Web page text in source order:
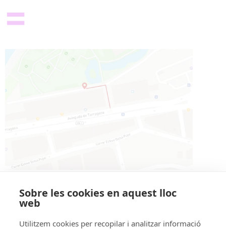
A on som
(entrada pel Parc Central)
Sobre les cookies en aquest lloc
web
Utilitzem cookies per recopilar i analitzar informació